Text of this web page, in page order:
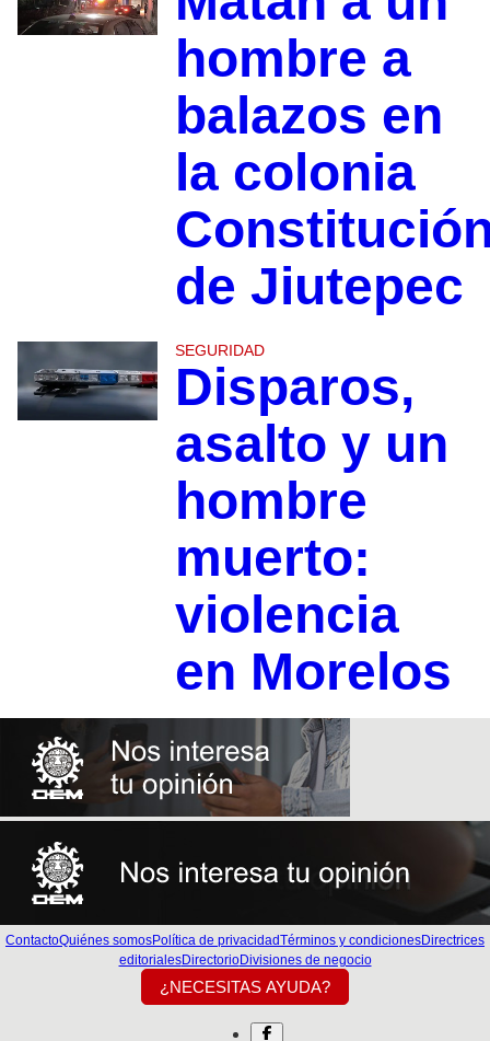
hombre a
balazos en
la colonia
de Jiutepec
SEGURIDAD
Disparos,
asalto y un
hombre
muerto:
violencia
en Morelos
ContactoQuiénes somosPolítica de privacidadTérminos y condicionesDirectrices
editorialesDirectorioDivisiones de negocio
¿NECESITAS AYUDA?